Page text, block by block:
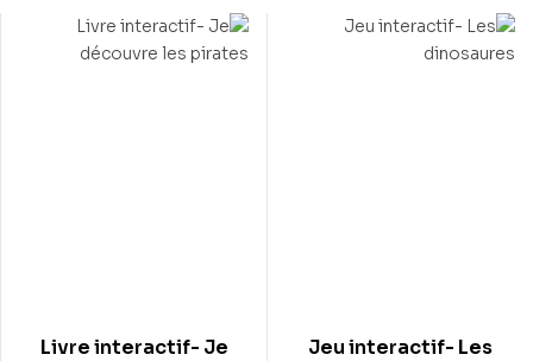
Jeu interactif- Les
Livre interactif- Je